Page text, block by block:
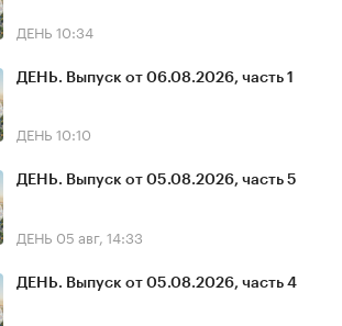
ДЕНЬ 10:34
ДЕНЬ. Выпуск от 06.08.2026, часть 1
ДЕНЬ 10:10
ДЕНЬ. Выпуск от 05.08.2026, часть 5
ДЕНЬ 05 авг, 14:33
ДЕНЬ. Выпуск от 05.08.2026, часть 4